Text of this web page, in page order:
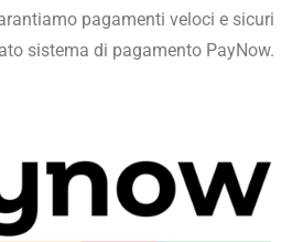
pagamenti veloci e sicuri
sistema di pagamento PayNow.